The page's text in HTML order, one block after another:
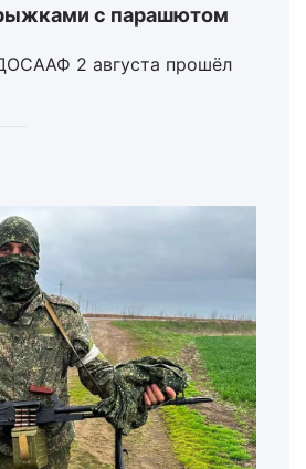
с парашютом
2 августа прошёл